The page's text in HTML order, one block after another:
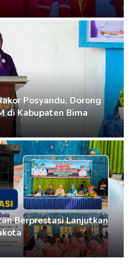
Posyandu, Dorong
di Kabupaten Bima
Berprestasi Lanjutkan